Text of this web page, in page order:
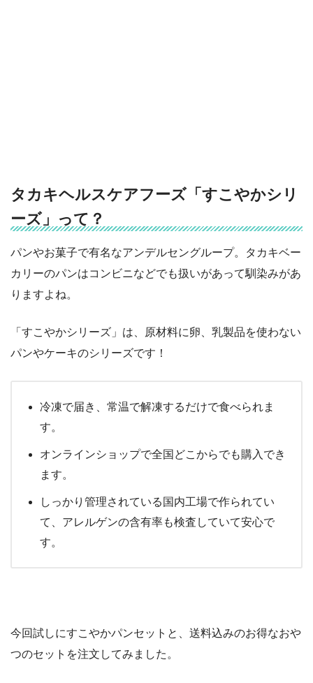
タカキヘルスケアフーズ「すこやかシリ
ーズ」って？
パンやお菓子で有名なアンデルセングループ。タカキベー
カリーのパンはコンビニなどでも扱いがあって馴染みがあ
りますよね。
「すこやかシリーズ」は、原材料に卵、乳製品を使わない
パンやケーキのシリーズです！
冷凍で届き、常温で解凍するだけで食べられま
す。
オンラインショップで全国どこからでも購入でき
ます。
しっかり管理されている国内工場で作られてい
て、アレルゲンの含有率も検査していて安心で
す。
今回試しにすこやかパンセットと、送料込みのお得なおや
つのセットを注文してみました。